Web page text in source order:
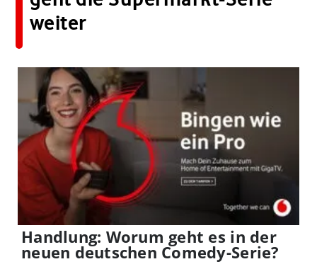
weiter
Handlung: Worum geht es in der
neuen deutschen Comedy-Serie?